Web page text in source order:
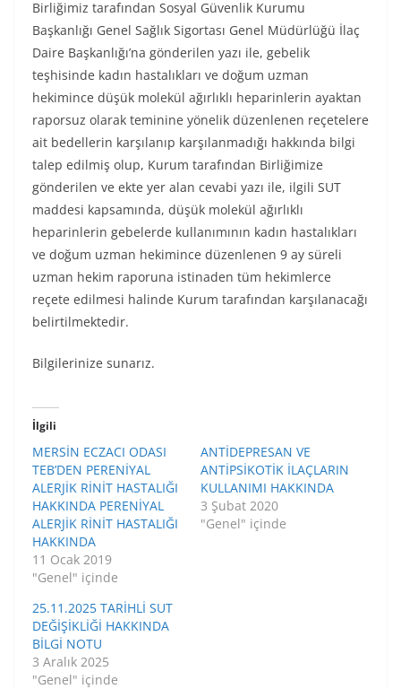
Birliğimiz tarafından Sosyal Güvenlik Kurumu
Başkanlığı Genel Sağlık Sigortası Genel Müdürlüğü İlaç
Daire Başkanlığı’na gönderilen yazı ile, gebelik
teşhisinde kadın hastalıkları ve doğum uzman
hekimince düşük molekül ağırlıklı heparinlerin ayaktan
raporsuz olarak teminine yönelik düzenlenen reçetelere
ait bedellerin karşılanıp karşılanmadığı hakkında bilgi
talep edilmiş olup, Kurum tarafından Birliğimize
gönderilen ve ekte yer alan cevabi yazı ile, ilgili SUT
maddesi kapsamında, düşük molekül ağırlıklı
heparinlerin gebelerde kullanımının kadın hastalıkları
ve doğum uzman hekimince düzenlenen 9 ay süreli
uzman hekim raporuna istinaden tüm hekimlerce
reçete edilmesi halinde Kurum tarafından karşılanacağı
belirtilmektedir.
Bilgilerinize sunarız.
İlgili
MERSİN ECZACI ODASI
TEB’DEN PERENİYAL
ALERJİK RİNİT HASTALIĞI
HAKKINDA PERENİYAL
ALERJİK RİNİT HASTALIĞI
HAKKINDA
11 Ocak 2019
"Genel" içinde
ANTİDEPRESAN VE
ANTİPSİKOTİK İLAÇLARIN
KULLANIMI HAKKINDA
3 Şubat 2020
"Genel" içinde
25.11.2025 TARİHLİ SUT
DEĞİŞİKLİĞİ HAKKINDA
BİLGİ NOTU
3 Aralık 2025
"Genel" içinde